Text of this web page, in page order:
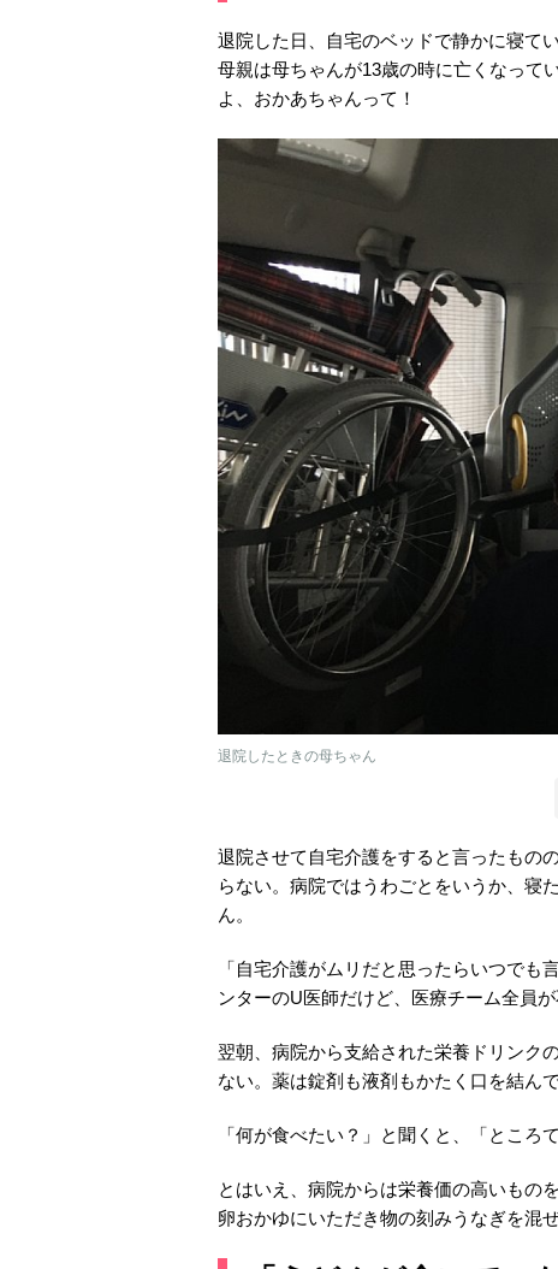
退院した日、自宅のベッドで静かに寝て
母親は母ちゃんが13歳の時に亡くなって
よ、おかあちゃんって！
退院したときの母ちゃん
退院させて自宅介護をすると言ったもの
らない。病院ではうわごとをいうか、寝
ん。
「自宅介護がムリだと思ったらいつで
ンターのU医師だけど、医療チーム全員
翌朝、病院から支給された栄養ドリンク
ない。薬は錠剤も液剤もかたく口を結ん
「何が食べたい？」と聞くと、「ところ
とはいえ、病院からは栄養価の高いもの
卵おかゆにいただき物の刻みうなぎを混